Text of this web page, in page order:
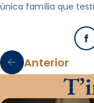
única família que
Anterior